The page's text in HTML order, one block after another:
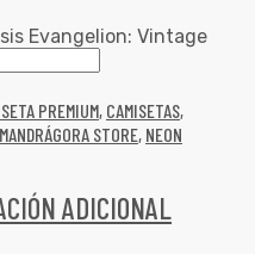
Evangelion: Vintage
PREMIUM, CAMISETAS,
MANDRÁGORA STORE, NEON
ADICIONAL